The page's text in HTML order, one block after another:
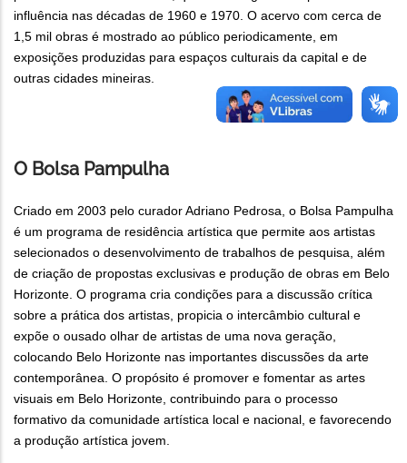
influência nas décadas de 1960 e 1970. O acervo com cerca de
1,5 mil obras é mostrado ao público periodicamente, em
exposições produzidas para espaços culturais da capital e de
outras cidades mineiras.
O Bolsa Pampulha
Criado em 2003 pelo curador Adriano Pedrosa, o Bolsa Pampulha
é um programa de residência artística que permite aos artistas
selecionados o desenvolvimento de trabalhos de pesquisa, além
de criação de propostas exclusivas e produção de obras em Belo
Horizonte. O programa cria condições para a discussão crítica
sobre a prática dos artistas, propicia o intercâmbio cultural e
expõe o ousado olhar de artistas de uma nova geração,
colocando Belo Horizonte nas importantes discussões da arte
contemporânea. O propósito é promover e fomentar as artes
visuais em Belo Horizonte, contribuindo para o processo
formativo da comunidade artística local e nacional, e favorecendo
a produção artística jovem.